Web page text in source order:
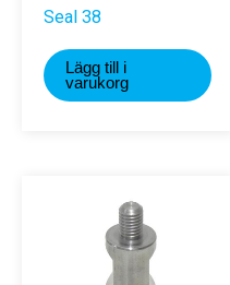
Seal 38
Lägg till i
varukorg